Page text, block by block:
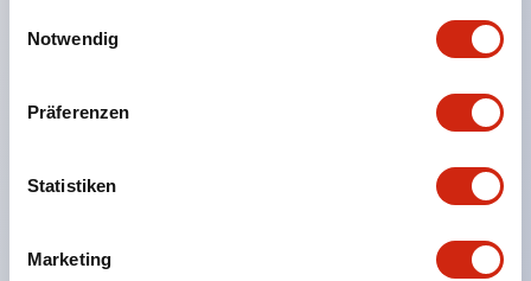
Notwendig
Präferenzen
Statistiken
Marketing
Einführungsrichtungen des Betätigers möglich,
was eine flexible Montageposition ermöglicht.
Der Betätigereinlass ist aus Metall gefertigt, was
die Stabilität des Kopfes erhöht.
Ein Betätiger mit Gummipuffer zur Dämpfung von
Stößen beim Einführen des Betätigers ist erhältlich.
schädliche Stoffe ausgeschlossen (RoHS-